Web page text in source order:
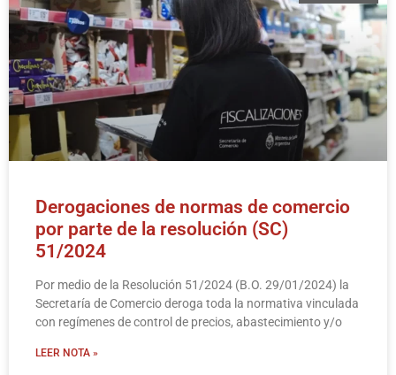
Derogaciones de normas de comercio
por parte de la resolución (SC)
51/2024
Por medio de la Resolución 51/2024 (B.O. 29/01/2024) la
Secretaría de Comercio deroga toda la normativa vinculada
con regímenes de control de precios, abastecimiento y/o
LEER NOTA »